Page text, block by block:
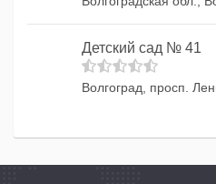
Детский сад № 41
Волгоград, просп.